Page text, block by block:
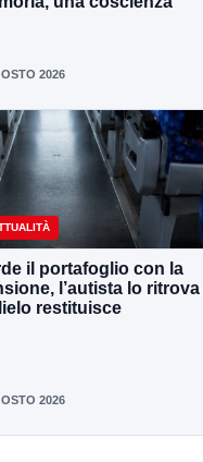
2026
il portafoglio con la
l’autista lo ritrova
restituisce
2026